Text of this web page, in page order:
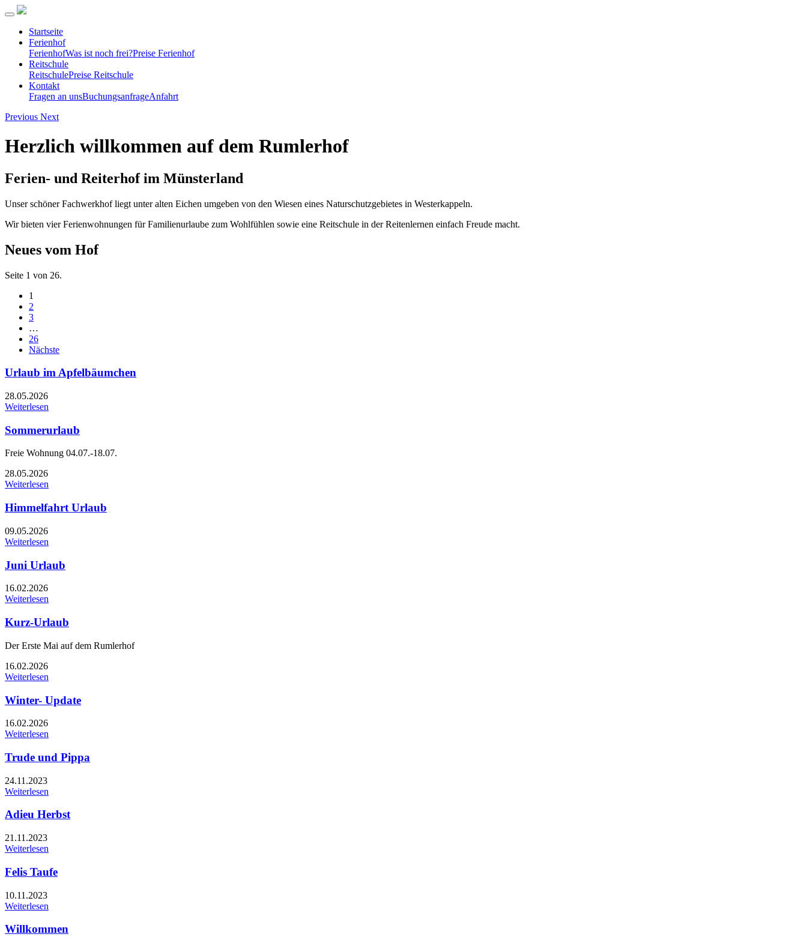
Startseite
Ferienhof
FerienhofWas ist noch frei?Preise Ferienhof
Reitschule
ReitschulePreise Reitschule
Kontakt
Fragen an unsBuchungsanfrageAnfahrt
Previous Next
Herzlich willkommen auf dem Rumlerhof
Ferien- und Reiterhof im Münsterland
Unser schöner Fachwerkhof liegt unter alten Eichen umgeben von den Wiesen eines Naturschutzgebietes in Westerkappeln.
Wir bieten vier Ferienwohnungen für Familienurlaube zum Wohlfühlen sowie eine Reitschule in der Reitenlernen einfach Freude macht.
Neues vom Hof
Seite 1 von 26.
1
2
3
…
26
Nächste
Urlaub im Apfelbäumchen
28.05.2026
Weiterlesen
Sommerurlaub
Freie Wohnung 04.07.-18.07.
28.05.2026
Weiterlesen
Himmelfahrt Urlaub
09.05.2026
Weiterlesen
Juni Urlaub
16.02.2026
Weiterlesen
Kurz-Urlaub
Der Erste Mai auf dem Rumlerhof
16.02.2026
Weiterlesen
Winter- Update
16.02.2026
Weiterlesen
Trude und Pippa
24.11.2023
Weiterlesen
Adieu Herbst
21.11.2023
Weiterlesen
Felis Taufe
10.11.2023
Weiterlesen
Willkommen